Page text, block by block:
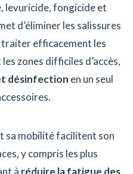
levuricide, fongicide et
d’éliminer les salissures
efficacement les
zones difficiles d’accès,
désinfection en un seul
sa mobilité facilitent son
y compris les plus
à réduire la fatigue des